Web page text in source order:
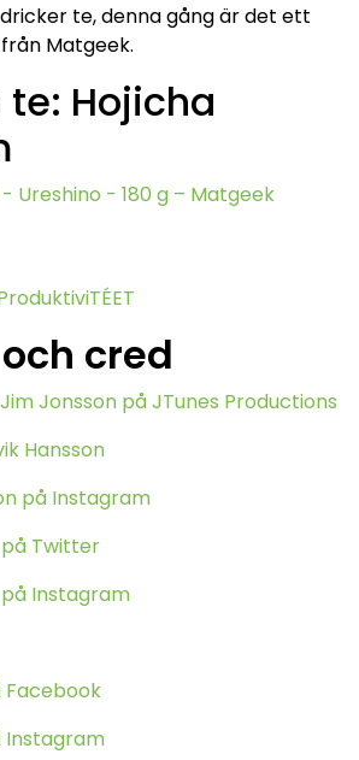
te, denna gång är det ett
Matgeek.
Hojicha
Ureshino - 180 g – Matgeek
cred
Jonsson på JTunes Productions
Hansson
på Instagram
Twitter
Instagram
Instagram